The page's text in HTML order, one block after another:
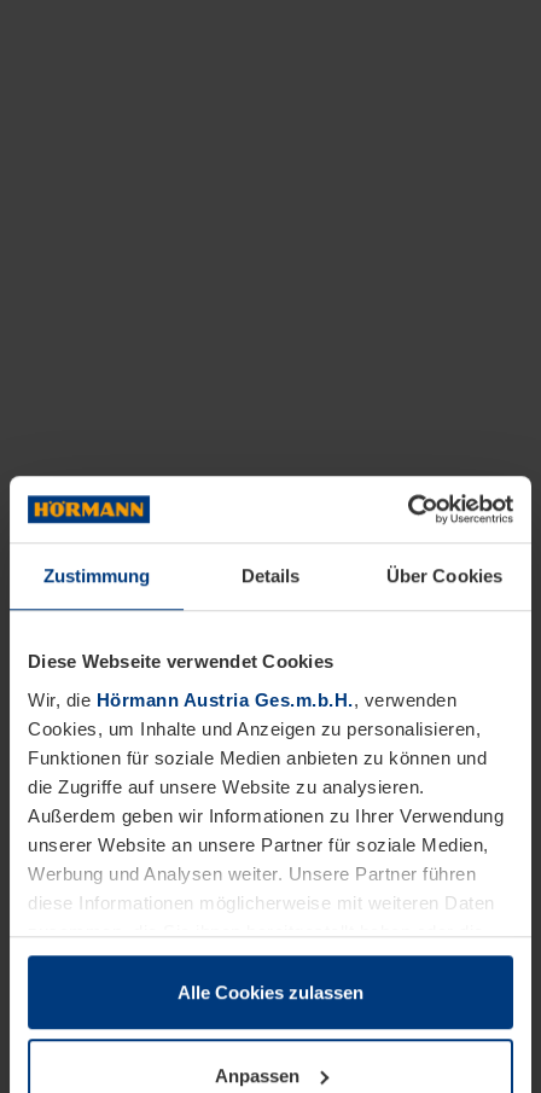
Zustimmung Details Über Cookies
Diese Webseite verwendet Cookies
Wir, die Hörmann Austria Ges.m.b.H., verwenden
Cookies, um Inhalte und Anzeigen zu personalisieren,
Funktionen für soziale Medien anbieten zu können und
die Zugriffe auf unsere Website zu analysieren.
Außerdem geben wir Informationen zu Ihrer Verwendung
unserer Website an unsere Partner für soziale Medien,
Werbung und Analysen weiter. Unsere Partner führen
diese Informationen möglicherweise mit weiteren Daten
zusammen, die Sie ihnen bereitgestellt haben oder die
sie im Rahmen Ihrer Nutzung der Dienste gesammelt
wenn diese für den Betrieb dieser Seite unbedingt
notwendig sind. Für alle anderen Cookie-Typen benötigen
Alle Cookies zulassen
Anpassen